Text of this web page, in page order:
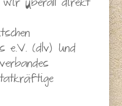
wir überall direkt
e.V. (dlv) und